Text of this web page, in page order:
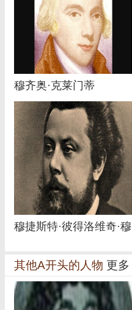
穆齐奥·克莱门蒂
穆捷斯特·彼得洛维奇·穆
其他A开头的人物 更多